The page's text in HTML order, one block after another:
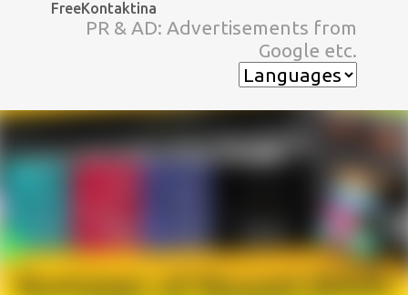
スキップしてメイン コンテンツに移動
FreeKontaktina
PR & AD: Advertisements from
Google etc.